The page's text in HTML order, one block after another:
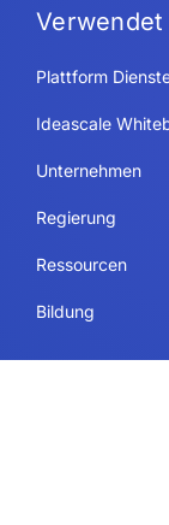
Verwendet
Plattform
Ideascale
Unternehmen
Regierung
Ressourcen
Bildung